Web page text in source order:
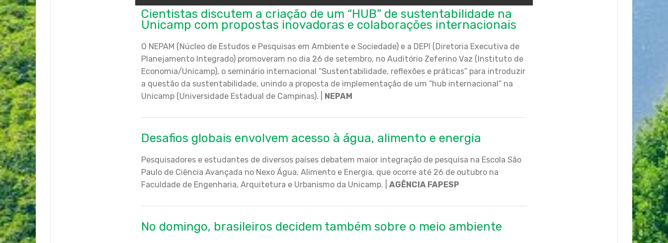
Cientistas discutem a criação de um “HUB” de sustentabilidade na
Unicamp com propostas inovadoras e colaborações internacionais
O NEPAM (Núcleo de Estudos e Pesquisas em Ambiente e Sociedade) e a DEPI (Diretoria Executiva de
Planejamento Integrado) promoveram no dia 26 de setembro, no Auditório Zeferino Vaz (Instituto de
Economia/Unicamp), o seminário internacional “Sustentabilidade, reflexões e práticas” para introduzir
a questão da sustentabilidade, unindo a proposta de implementação de um “hub internacional” na
Unicamp (Universidade Estadual de Campinas). | NEPAM
Desafios globais envolvem acesso à água, alimento e energia
Pesquisadores e estudantes de diversos países debatem maior integração de pesquisa na Escola São
Paulo de Ciência Avançada no Nexo Água, Alimento e Energia, que ocorre até 26 de outubro na
Faculdade de Engenharia, Arquitetura e Urbanismo da Unicamp. | AGÊNCIA FAPESP
No domingo, brasileiros decidem também sobre o meio ambiente